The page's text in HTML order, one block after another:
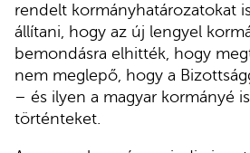
rendelt kormányhatározatokat
állítani, hogy az új lengyel
bemondásra elhitték, hogy
nem meglepő, hogy a
– és ilyen a magyar kormányé
történteket.